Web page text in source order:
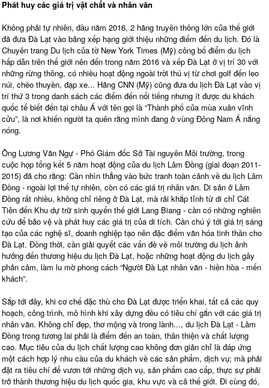
Phát huy các giá trị vật chất và nhân văn
Không phải tự nhiên, đầu năm 2016, 2 hãng truyền thông lớn của thế giới
đã đưa Đà Lạt vào bảng xếp hạng giới thiệu những điểm đến du lịch. Đó là
Chuyên trang Du lịch của tờ New York Times (Mỹ) công bố điểm du lịch
hấp dẫn trên thế giới nên đến trong năm 2016 và xếp Đà Lạt ở vị trí 30 với
những rừng thông, có nhiều hoạt động ngoài trời thú vị từ chơi golf đến leo
núi, chèo thuyền, đạp xe... Hãng CNN (Mỹ) cũng đưa du lịch Đà Lạt vào vị
trí thứ 3 trong danh sách các điểm đến nổi tiếng nhưng ít được du khách
quốc tế biết đến tại châu Á với tên gọi là “Thành phố của mùa xuân vĩnh
cửu”, là nơi khiến người ta quên rằng mình đang ở vùng Đông Nam Á nắng
nóng.
Ông Lương Văn Ngự - Phó Giám đốc Sở Tài nguyên Môi trường, trong
cuộc họp tổng kết 5 năm hoạt động của du lịch Lâm Đồng (giai đoạn 2011-
2015) đã cho rằng: Cần nhìn thẳng vào bức tranh toàn cảnh về du lịch Lâm
Đồng - ngoài lợi thế tự nhiên, còn có các giá trị nhân văn. Di sản ở Lâm
Đồng rất nhiều, không chỉ riêng ở Đà Lạt, mà rải khắp tỉnh từ di chỉ Cát
Tiên đến Khu dự trữ sinh quyển thế giới Lang Biang - cần có những nghiên
cứu để bảo vệ và phát huy các giá trị của di tích. Cần chú ý tới giá trị sáng
tạo của các nghệ sĩ, doanh nghiệp tạo nên đặc điểm văn hóa tinh thần cho
Đà Lạt. Đồng thời, cần giải quyết các vấn đề về môi trường du lịch ảnh
hưởng đến thương hiệu du lịch Đà Lạt, hoặc những hoạt động du lịch gây
phản cảm, làm lu mờ phong cách “Người Đà Lạt nhân văn - hiền hòa - mến
khách”.
Sắp tới đây, khi cơ chế đặc thù cho Đà Lạt được triển khai, tất cả các quy
hoạch, công trình, mô hình khi xây dựng đều có tiêu chí gắn với các giá trị
nhân văn. Không chỉ đẹp, thơ mộng và trong lành..., du lịch Đà Lạt - Lâm
Đồng trong tương lai phải là điểm đến an toàn, thân thiện và chất lượng
cao. Mục tiêu của du lịch chất lượng cao không đơn giản chỉ là đáp ứng
một cách hợp lý nhu cầu của du khách về các sản phẩm, dịch vụ; mà phải
đặt ra tiêu chí để vươn tới những dịch vụ, sản phẩm cao cấp, thực sự phải
trở thành thương hiệu du lịch quốc gia, khu vực và cả thế giới. Đi cùng đó,